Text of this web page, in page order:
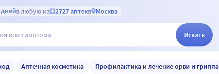
днейв любую из 2727 аптекв Москва
Искать
Аптечная косметика Профилактика и лечение орви и гриппа